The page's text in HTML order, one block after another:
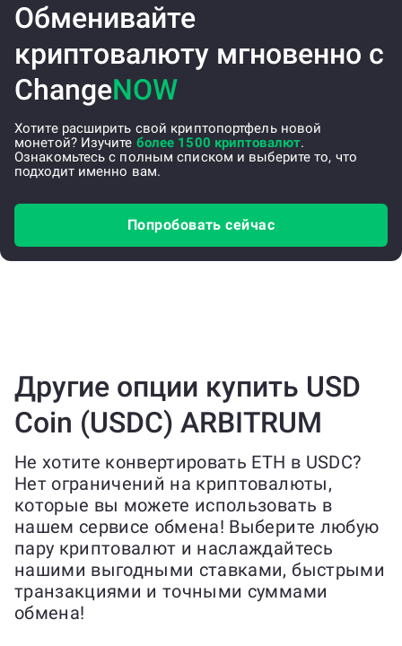
Обменивайте
криптовалюту мгновенно с
ChangeNOW
Хотите расширить свой криптопортфель новой
монетой? Изучите более 1500 криптовалют.
Ознакомьтесь с полным списком и выберите то, что
подходит именно вам.
Попробовать сейчас
Другие опции купить USD
Coin (USDC) ARBITRUM
Не хотите конвертировать ETH в USDC?
Нет ограничений на криптовалюты,
которые вы можете использовать в
нашем сервисе обмена! Выберите любую
пару криптовалют и наслаждайтесь
нашими выгодными ставками, быстрыми
транзакциями и точными суммами
обмена!